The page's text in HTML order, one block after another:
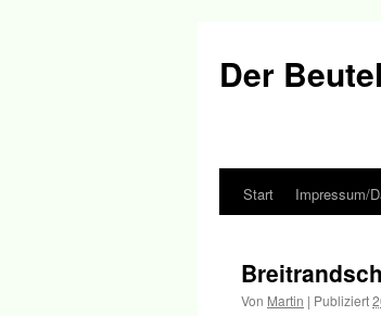
Der
Springe
Inhalt
Start Impressum/
Von Martin | Publiziert